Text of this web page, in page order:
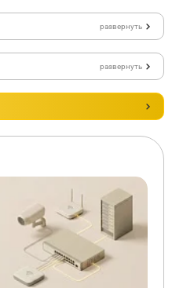
развернуть
развернуть